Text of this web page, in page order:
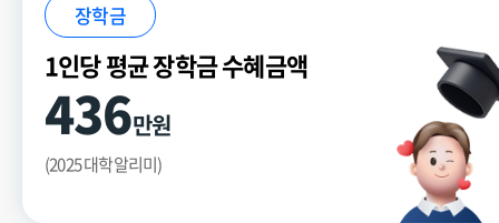
장학금
1인당 평균 장학금 수혜금액
436만원
(2025 대학알리미)